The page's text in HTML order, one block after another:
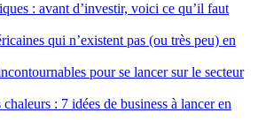
: avant d’investir, voici ce qu’il faut
qui n’existent pas (ou très peu) en
pour se lancer sur le secteur
: 7 idées de business à lancer en